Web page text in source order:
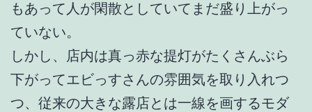
もあって人が閑散としていてまだ盛り上がっ
ていない。
しかし、店内は真っ赤な提灯がたくさんぶら
下がってエビっすさんの雰囲気を取り入れつ
つ、従来の大きな露店とは一線を画するモダ